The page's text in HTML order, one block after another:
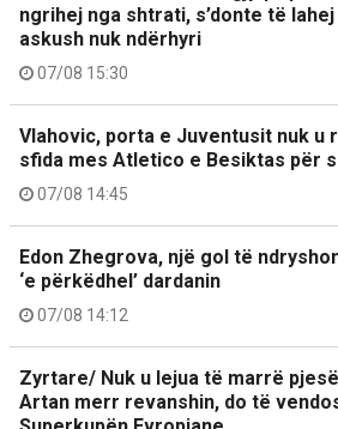
ngrihej nga shtrati, s’donte të
askush nuk ndërhyri
07/08 15:30
Vlahovic, porta e Juventusit nuk u
sfida mes Atletico e Besiktas për
07/08 14:45
Edon Zhegrova, një gol të
‘e përkëdhel’ dardanin
07/08 14:12
Zyrtare/ Nuk u lejua të marrë
Artan merr revanshin, do të